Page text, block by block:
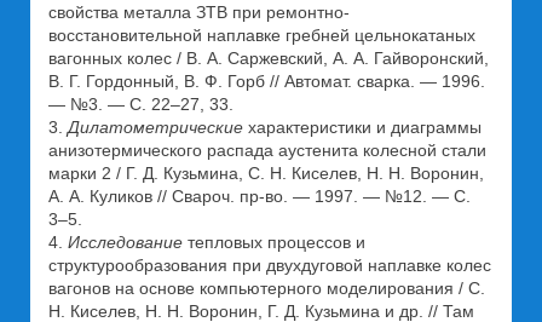
свойства металла ЗТВ при ремонтно-
восстановительной наплавке гребней цельнокатаных
вагонных колес / В. А. Саржевский, А. А. Гайворонский,
В. Г. Гордонный, В. Ф. Горб // Автомат. сварка. — 1996.
— №3. — С. 22–27, 33.
3. Дилатометрические характеристики и диаграммы
анизотермического распада аустенита колесной стали
марки 2 / Г. Д. Кузьмина, С. Н. Киселев, Н. Н. Воронин,
А. А. Куликов // Свароч. пр-во. — 1997. — №12. — С.
3–5.
4. Исследование тепловых процессов и
структурообразования при двухдуговой наплавке колес
вагонов на основе компьютерного моделирования / С.
Н. Киселев, Н. Н. Воронин, Г. Д. Кузьмина и др. // Там